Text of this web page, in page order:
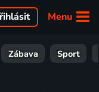
Menu
Zábava Sport